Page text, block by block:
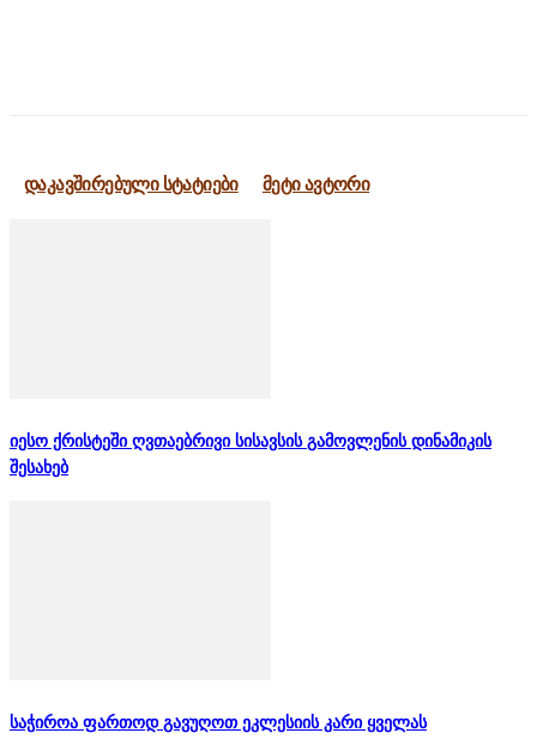
დაკავშირებული სტატიები მეტი ავტორი
იესო ქრისტეში ღვთაებრივი სისავსის გამოვლენის დინამიკის
შესახებ
საჭიროა ფართოდ გავუღოთ ეკლესიის კარი ყველას